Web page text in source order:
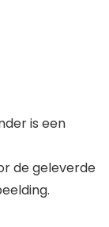
is een
de geleverde